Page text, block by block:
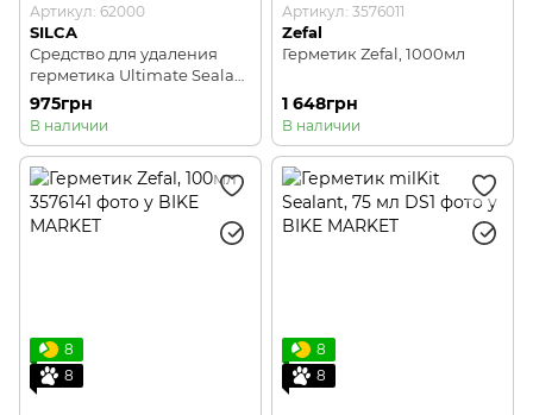
Артикул: 62000
SILCA
Средство для удаления
герметика Ultimate Sealant
Remover SILCA, 473 ml
975грн
В наличии
Артикул: 3576011
Zefal
Герметик Zefal, 1000мл
1 648грн
В наличии
8
8
8
8